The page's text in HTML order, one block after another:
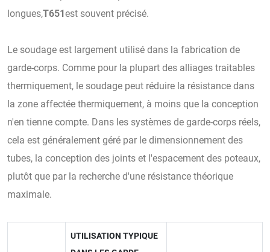
longues,T651est souvent précisé.
Le soudage est largement utilisé dans la fabrication de
garde-corps. Comme pour la plupart des alliages traitables
thermiquement, le soudage peut réduire la résistance dans
la zone affectée thermiquement, à moins que la conception
n'en tienne compte. Dans les systèmes de garde-corps réels,
cela est généralement géré par le dimensionnement des
tubes, la conception des joints et l'espacement des poteaux,
plutôt que par la recherche d'une résistance théorique
maximale.
UTILISATION TYPIQUE